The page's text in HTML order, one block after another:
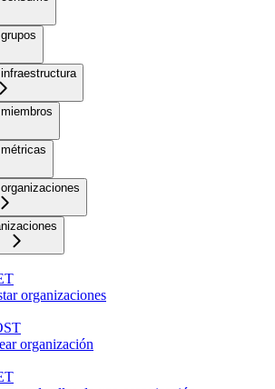
organizaciones
organización